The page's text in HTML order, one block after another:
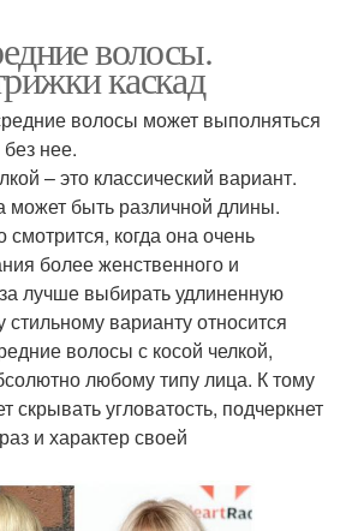
волосы.
каскад
волосы может выполняться
без нее.
– это классический вариант.
может быть различной длины.
когда она очень
более женственного и
лучше выбирать удлиненную
варианту относится
волосы с косой челкой,
любому типу лица. К тому
скрывать угловатость, подчеркнет
и характер своей